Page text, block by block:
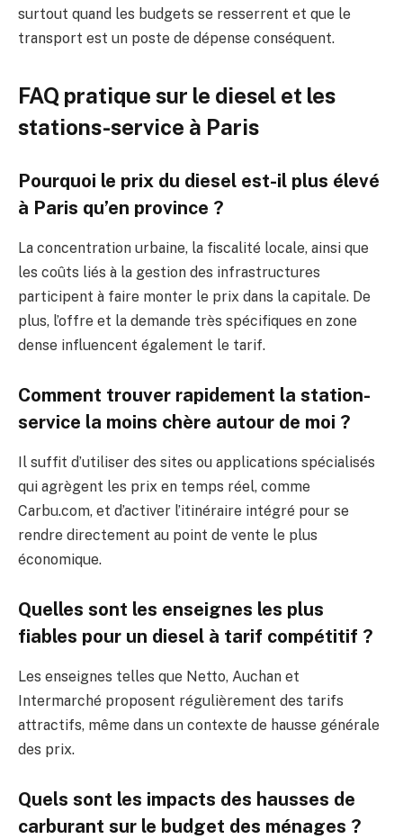
surtout quand les budgets se resserrent et que le
transport est un poste de dépense conséquent.
FAQ pratique sur le diesel et les
stations-service à Paris
Pourquoi le prix du diesel est-il plus élevé
à Paris qu’en province ?
La concentration urbaine, la fiscalité locale, ainsi que
les coûts liés à la gestion des infrastructures
participent à faire monter le prix dans la capitale. De
plus, l’offre et la demande très spécifiques en zone
dense influencent également le tarif.
Comment trouver rapidement la station-
service la moins chère autour de moi ?
Il suffit d’utiliser des sites ou applications spécialisés
qui agrègent les prix en temps réel, comme
Carbu.com, et d’activer l’itinéraire intégré pour se
rendre directement au point de vente le plus
économique.
Quelles sont les enseignes les plus
fiables pour un diesel à tarif compétitif ?
Les enseignes telles que Netto, Auchan et
Intermarché proposent régulièrement des tarifs
attractifs, même dans un contexte de hausse générale
des prix.
Quels sont les impacts des hausses de
carburant sur le budget des ménages ?